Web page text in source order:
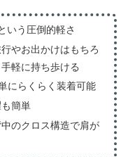
いう圧倒的軽さ
やお出かけはもちろ
軽に持ち歩ける
にらくらく装着可能
簡単
のクロス構造で肩が